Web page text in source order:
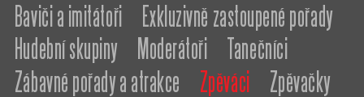
Baviči a imitátoři
Exkluzivně zastoupené pořady
Hudební skupiny
Moderátoři
Tanečníci
Zábavné pořady a atrakce
Zpěváci Zpěvačky